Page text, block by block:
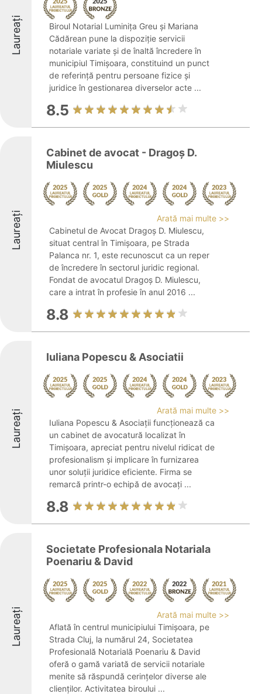
Laureați
Biroul Notarial Luminița Greu și Mariana
Cădărean pune la dispoziție servicii
notariale variate și de înaltă încredere în
municipiul Timișoara, constituind un punct
de referință pentru persoane fizice și
juridice în gestionarea diverselor acte ...
8.5
Laureați
Cabinet de avocat - Dragoș D.
Miulescu
Arată mai multe >>
Cabinetul de Avocat Dragoș D. Miulescu,
situat central în Timișoara, pe Strada
Palanca nr. 1, este recunoscut ca un reper
de încredere în sectorul juridic regional.
Fondat de avocatul Dragoș D. Miulescu,
care a intrat în profesie în anul 2016 ...
8.8
Laureați
Iuliana Popescu & Asociatii
Arată mai multe >>
Iuliana Popescu & Asociații funcționează ca
un cabinet de avocatură localizat în
Timișoara, apreciat pentru nivelul ridicat de
profesionalism și implicare în furnizarea
unor soluții juridice eficiente. Firma se
remarcă printr-o echipă de avocați ...
8.8
Laureați
Societate Profesionala Notariala
Poenariu & David
Arată mai multe >>
Aflată în centrul municipiului Timișoara, pe
Strada Cluj, la numărul 24, Societatea
Profesională Notarială Poenariu & David
oferă o gamă variată de servicii notariale
menite să răspundă cerințelor diverse ale
clienților. Activitatea biroului ...